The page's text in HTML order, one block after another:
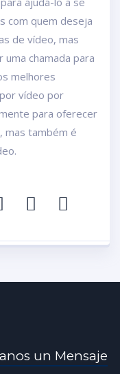
com quem deseja
de vídeo, mas
chamada para
melhores
vídeo por
para oferecer
mas também é
un Mensaje